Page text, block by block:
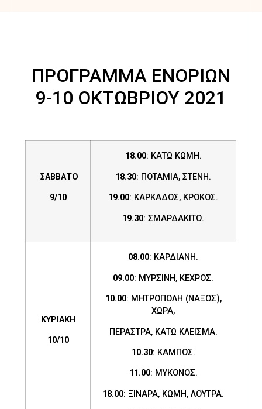
ΠΡΟΓΡΑΜΜΑ ΕΝΟΡΙΩΝ
9-10 ΟΚΤΩΒΡΙΟΥ 2021
ΣΑΒΒΑΤΟ
9/10
18.00: ΚΑΤΩ ΚΩΜΗ.
18.30: ΠΟΤΑΜΙΑ, ΣΤΕΝΗ.
19.00: ΚΑΡΚΑΔΟΣ, ΚΡΟΚΟΣ.
19.30: ΣΜΑΡΔΑΚΙΤΟ.
ΚΥΡΙΑΚΗ
10/10
08.00: ΚΑΡΔΙΑΝΗ.
09.00: ΜΥΡΣΙΝΗ, ΚΕΧΡΟΣ.
10.00: ΜΗΤΡΟΠΟΛΗ (ΝΑΞΟΣ),
ΧΩΡΑ,
ΠΕΡΑΣΤΡΑ, ΚΑΤΩ ΚΛΕΙΣΜΑ.
10.30: ΚΑΜΠΟΣ.
11.00: ΜΥΚΟΝΟΣ.
18.00: ΞΙΝΑΡΑ, ΚΩΜΗ, ΛΟΥΤΡΑ.